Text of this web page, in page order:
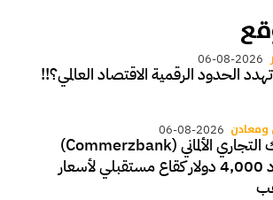
06-08-2026
الحدود الرقمية الاقتصاد العالمي؟!!
ومعادن 06-08-2026
البنك التجاري الألماني (Commerzbank)
يُحدد 4,000 دولار كقاع مستقبلي لأسعار